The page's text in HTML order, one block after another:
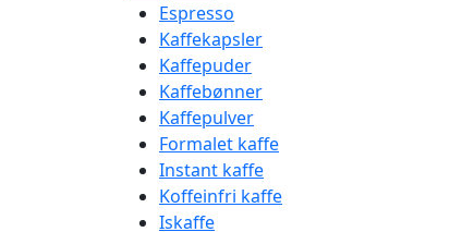
Espresso
Kaffekapsler
Kaffepuder
Kaffebønner
Kaffepulver
Formalet kaffe
Instant kaffe
Koffeinfri kaffe
Iskaffe